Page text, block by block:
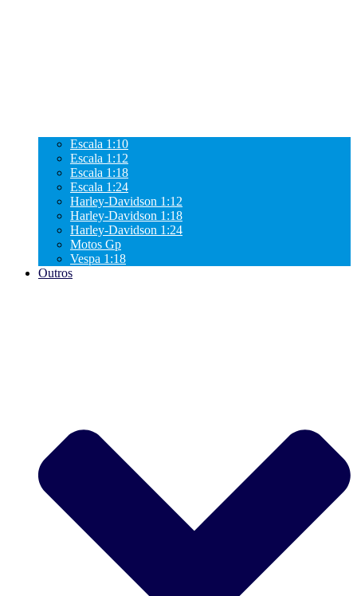
Escala 1:10
Escala 1:12
Escala 1:18
Escala 1:24
Harley-Davidson 1:12
Harley-Davidson 1:18
Harley-Davidson 1:24
Motos Gp
Vespa 1:18
Outros